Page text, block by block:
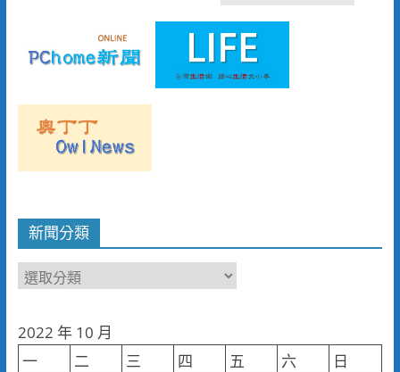
新聞分類
新
類
2022 年 10 月
一
二 三 四 五 六
日